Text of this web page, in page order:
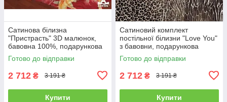
Сатинова білизна
"Пристрасть" 3D малюнок,
бавовна 100%, подарункова
упаковка полуторний
Готово до відправки
2 712 ₴ 3 191 ₴
Купити
Сатиновий комплект
постільної білизни "Love You"
з бавовни, подарункова
упаковка полуторний
Готово до відправки
2 712 ₴ 3 191 ₴
Купити